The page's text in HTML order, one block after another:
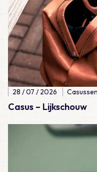
Casus – Lijkschouw
28 / 07 / 2026 Casussen
Lees meer over